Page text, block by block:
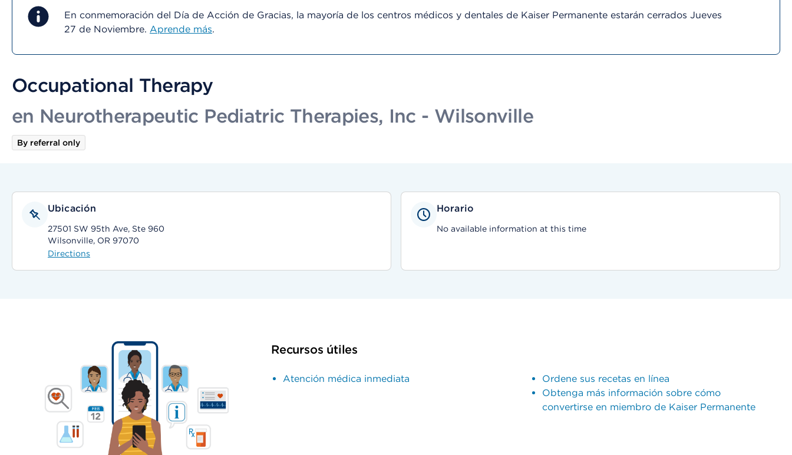
En conmemoración del Día de Acción de Gracias, la mayoría de los centros médicos y dentales de Kaiser Permanente estarán cerrados Jueves
27 de Noviembre. Aprende más.
Occupational Therapy
en Neurotherapeutic Pediatric Therapies, Inc - Wilsonville
By referral only
Ubicación
27501 SW 95th Ave, Ste 960
Wilsonville, OR 97070
Directions
Horario
No available information at this time
Recursos útiles
Atención médica inmediata
Ordene sus recetas en línea
Obtenga más información sobre cómo
convertirse en miembro de Kaiser Permanente